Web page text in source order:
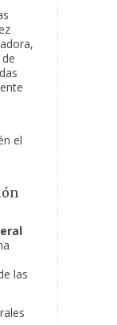
el
las